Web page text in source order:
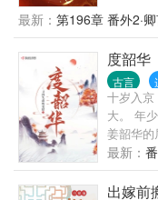
到皇帝指
般地醒
冷冷：
卿令仪弯
炀：……
着他面
看了。
是为了
嫂目明，
令仪泪眼
最新： 第196章 番外2·
度韶华
古言
十岁入京
大。 年
姜韶华
回年少。
步，缓
运只掌控
最新：
出嫁前